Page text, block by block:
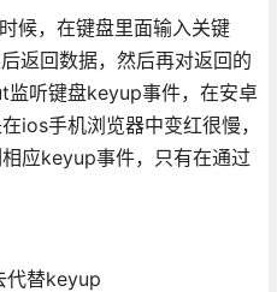
候，在键盘里面输入关键
返回数据，然后再对返回的
听键盘keyup事件，在安卓
ios手机浏览器中变红很慢，
应keyup事件，只有在通过
代替keyup